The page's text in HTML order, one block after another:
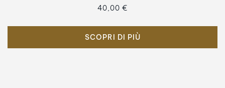
40,00 €
SCOPRI DI PIÙ